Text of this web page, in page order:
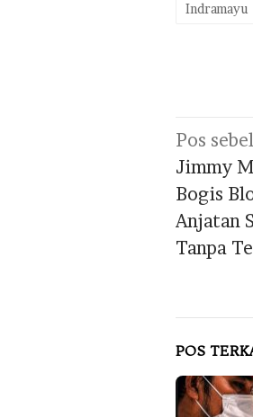
Indramayu
pos
Pos
Jimmy
Bogis
Anjatan
Tanpa
POS